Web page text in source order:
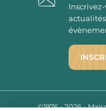
©1976 - 2026 -